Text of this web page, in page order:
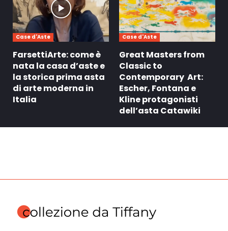
Case d'Aste
FarsettiArte: come è
nata la casa d’aste e
la storica prima asta
di arte moderna in
Italia
Case d'Aste
Great Masters from
Classic to
Contemporary Art:
Escher, Fontana e
Kline protagonisti
dell’asta Catawiki